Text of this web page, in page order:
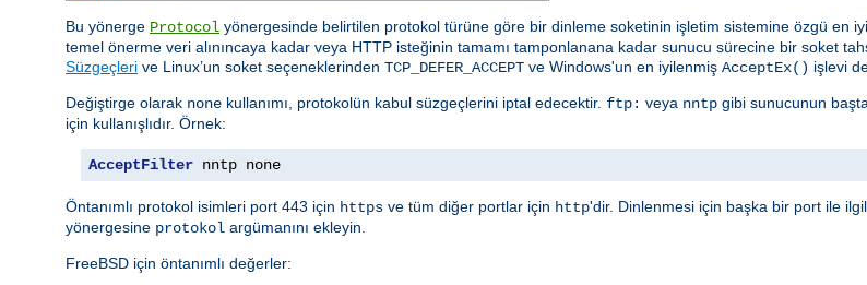
Bu yönerge Protocol yönergesinde belirtilen protokol türüne göre bir dinleme soketinin işletim sistemine özgü en
temel önerme veri alınıncaya kadar veya HTTP isteğinin tamamı tamponlanana kadar sunucu sürecine bir soket
Süzgeçleri ve Linux’un soket seçeneklerinden TCP_DEFER_ACCEPT ve Windows'un en iyilenmiş AcceptEx() işlevi
Değiştirge olarak none kullanımı, protokolün kabul süzgeçlerini iptal edecektir. ftp: veya nntp gibi sunucunun
için kullanışlıdır. Örnek:
AcceptFilter nntp none
Öntanımlı protokol isimleri port 443 için https ve tüm diğer portlar için http'dir. Dinlenmesi için başka bir port ile
yönergesine protokol argümanını ekleyin.
FreeBSD için öntanımlı değerler: